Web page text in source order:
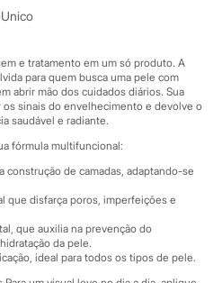
e tratamento em um só produto. A
para quem busca uma pele com
abrir mão dos cuidados diários. Sua
sinais do envelhecimento e devolve o
saudável e radiante.
fórmula multifuncional:
construção de camadas, adaptando-se
que disfarça poros, imperfeições e
que auxilia na prevenção do
da pele.
ideal para todos os tipos de pele.